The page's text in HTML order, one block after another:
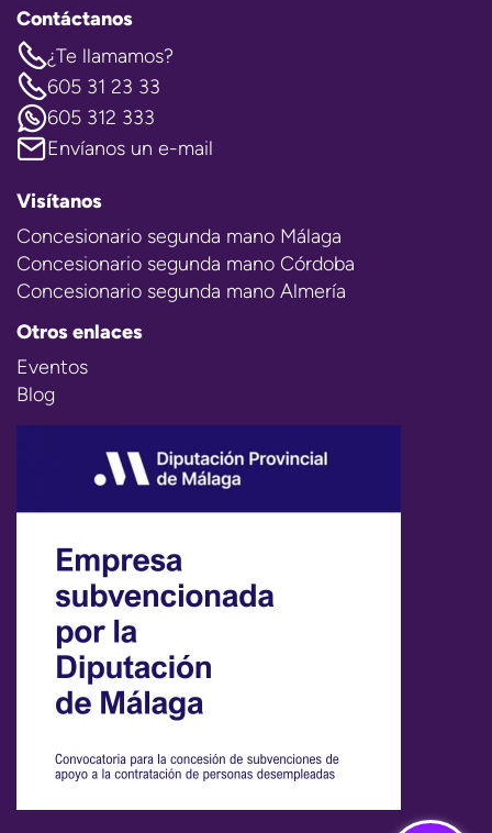
Contáctanos
¿Te llamamos?
605 31 23 33
605 312 333
Envíanos un e-mail
Visítanos
Concesionario segunda mano Málaga
Concesionario segunda mano Córdoba
Concesionario segunda mano Almería
Otros enlaces
Eventos
Blog